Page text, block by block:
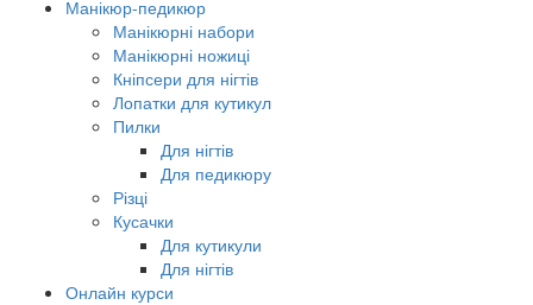
Манікюр-педикюр
Манікюрні набори
Манікюрні ножиці
Кніпсери для нігтів
Лопатки для кутикул
Пилки
Для нігтів
Для педикюру
Різці
Кусачки
Для кутикули
Для нігтів
Онлайн курси